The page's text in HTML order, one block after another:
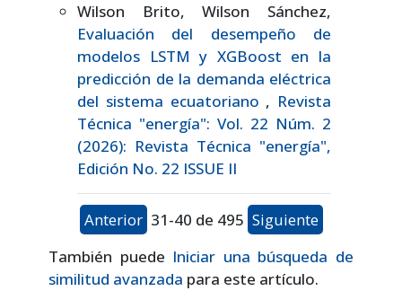
Wilson Brito, Wilson Sánchez,
Evaluación del desempeño de
modelos LSTM y XGBoost en la
predicción de la demanda eléctrica
del sistema ecuatoriano , Revista
Técnica "energía": Vol. 22 Núm. 2
(2026): Revista Técnica "energía",
Edición No. 22 ISSUE II
Anterior 31-40 de 495 Siguiente
También puede Iniciar una búsqueda de
similitud avanzada para este artículo.